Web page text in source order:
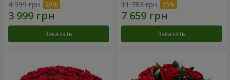
4 999 грн
Заказать
11 783 грн
Заказать